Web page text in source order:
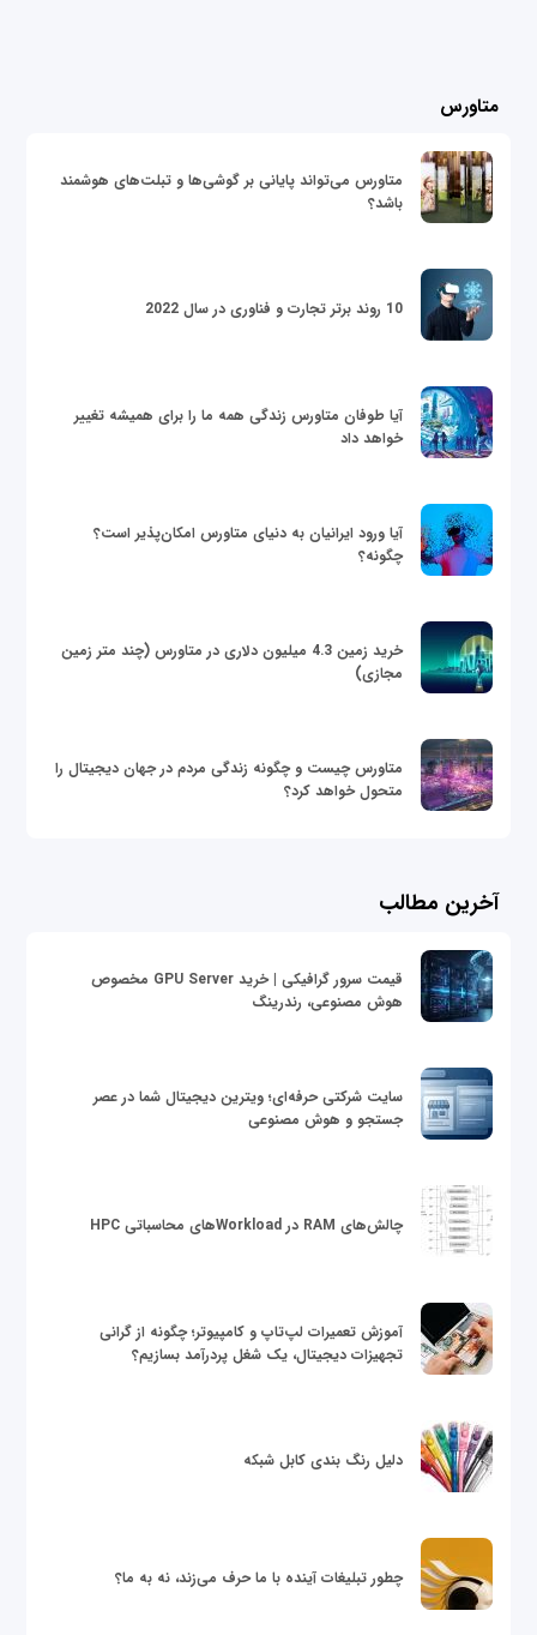
متاورس
متاورس می‌تواند پایانی بر گوشی‌ها و تبلت‌های هوشمند
باشد؟
10 روند برتر تجارت و فناوری در سال 2022
آیا طوفان متاورس زندگی همه ما را برای همیشه تغییر
خواهد داد
آیا ورود ایرانیان به دنیای متاورس امکان‌پذیر است؟
چگونه؟
خرید زمین 4.3 میلیون دلاری در متاورس (چند متر زمین
مجازی)
متاورس چیست و چگونه زندگی مردم در جهان دیجیتال را
متحول خواهد کرد؟
آخرین مطالب
قیمت سرور گرافیکی | خرید GPU Server مخصوص
هوش مصنوعی، رندرینگ
سایت شرکتی حرفه‌ای؛ ویترین دیجیتال شما در عصر
جستجو و هوش مصنوعی
چالش‌های RAM در Workloadهای محاسباتی HPC
آموزش تعمیرات لپ‌تاپ و کامپیوتر؛ چگونه از گرانی
تجهیزات دیجیتال، یک شغل پردرآمد بسازیم؟
دلیل رنگ بندی کابل شبکه
چطور تبلیغات آینده با ما حرف می‌زند، نه به ما؟